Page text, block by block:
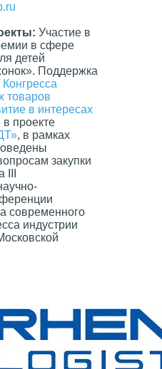
Участие в
в сфере
детей
Поддержка
товаров
в интересах
в проекте
», в рамках
закупки
современного
индустрии